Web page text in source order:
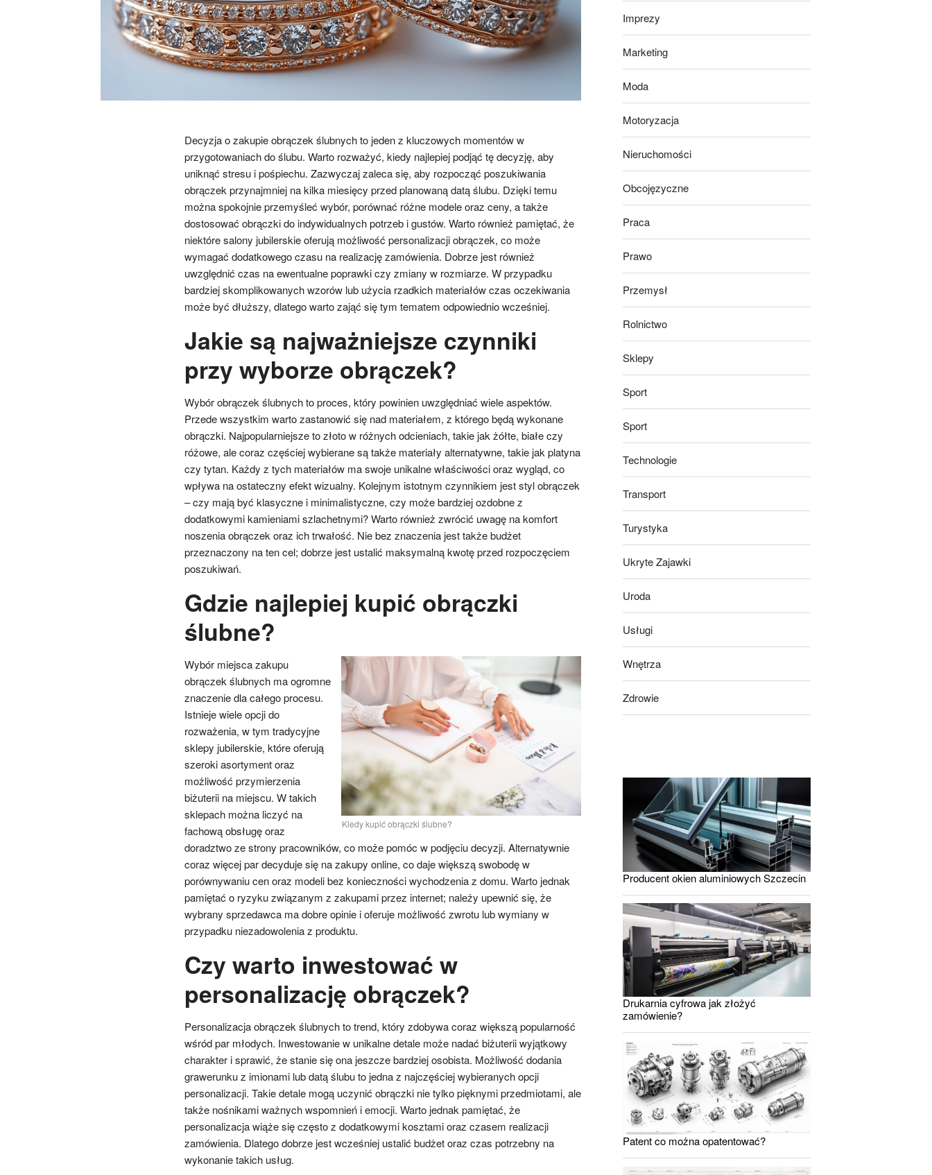
Decyzja o zakupie obrączek ślubnych to jeden z kluczowych momentów w
przygotowaniach do ślubu. Warto rozważyć, kiedy najlepiej podjąć tę decyzję, aby
uniknąć stresu i pośpiechu. Zazwyczaj zaleca się, aby rozpocząć poszukiwania
obrączek przynajmniej na kilka miesięcy przed planowaną datą ślubu. Dzięki temu
można spokojnie przemyśleć wybór, porównać różne modele oraz ceny, a także
dostosować obrączki do indywidualnych potrzeb i gustów. Warto również pamiętać, że
niektóre salony jubilerskie oferują możliwość personalizacji obrączek, co może
wymagać dodatkowego czasu na realizację zamówienia. Dobrze jest również
uwzględnić czas na ewentualne poprawki czy zmiany w rozmiarze. W przypadku
bardziej skomplikowanych wzorów lub użycia rzadkich materiałów czas oczekiwania
może być dłuższy, dlatego warto zająć się tym tematem odpowiednio wcześniej.
Jakie są najważniejsze czynniki
przy wyborze obrączek?
Wybór obrączek ślubnych to proces, który powinien uwzględniać wiele aspektów.
Przede wszystkim warto zastanowić się nad materiałem, z którego będą wykonane
obrączki. Najpopularniejsze to złoto w różnych odcieniach, takie jak żółte, białe czy
różowe, ale coraz częściej wybierane są także materiały alternatywne, takie jak platyna
czy tytan. Każdy z tych materiałów ma swoje unikalne właściwości oraz wygląd, co
wpływa na ostateczny efekt wizualny. Kolejnym istotnym czynnikiem jest styl obrączek
– czy mają być klasyczne i minimalistyczne, czy może bardziej ozdobne z
dodatkowymi kamieniami szlachetnymi? Warto również zwrócić uwagę na komfort
noszenia obrączek oraz ich trwałość. Nie bez znaczenia jest także budżet
przeznaczony na ten cel; dobrze jest ustalić maksymalną kwotę przed rozpoczęciem
poszukiwań.
Gdzie najlepiej kupić obrączki
ślubne?
Kiedy kupić obrączki ślubne?
Wybór miejsca zakupu
obrączek ślubnych ma ogromne
znaczenie dla całego procesu.
Istnieje wiele opcji do
rozważenia, w tym tradycyjne
sklepy jubilerskie, które oferują
szeroki asortyment oraz
możliwość przymierzenia
biżuterii na miejscu. W takich
sklepach można liczyć na
fachową obsługę oraz
doradztwo ze strony pracowników, co może pomóc w podjęciu decyzji. Alternatywnie
coraz więcej par decyduje się na zakupy online, co daje większą swobodę w
porównywaniu cen oraz modeli bez konieczności wychodzenia z domu. Warto jednak
pamiętać o ryzyku związanym z zakupami przez internet; należy upewnić się, że
wybrany sprzedawca ma dobre opinie i oferuje możliwość zwrotu lub wymiany w
przypadku niezadowolenia z produktu.
Czy warto inwestować w
personalizację obrączek?
Personalizacja obrączek ślubnych to trend, który zdobywa coraz większą popularność
wśród par młodych. Inwestowanie w unikalne detale może nadać biżuterii wyjątkowy
charakter i sprawić, że stanie się ona jeszcze bardziej osobista. Możliwość dodania
grawerunku z imionami lub datą ślubu to jedna z najczęściej wybieranych opcji
personalizacji. Takie detale mogą uczynić obrączki nie tylko pięknymi przedmiotami, ale
także nośnikami ważnych wspomnień i emocji. Warto jednak pamiętać, że
personalizacja wiąże się często z dodatkowymi kosztami oraz czasem realizacji
zamówienia. Dlatego dobrze jest wcześniej ustalić budżet oraz czas potrzebny na
wykonanie takich usług.
Imprezy
Marketing
Moda
Motoryzacja
Nieruchomości
Obcojęzyczne
Praca
Prawo
Przemysł
Rolnictwo
Sklepy
Sport
Sport
Technologie
Transport
Turystyka
Ukryte Zajawki
Uroda
Usługi
Wnętrza
Zdrowie
Producent okien aluminiowych Szczecin
Drukarnia cyfrowa jak złożyć
zamówienie?
Patent co można opatentować?